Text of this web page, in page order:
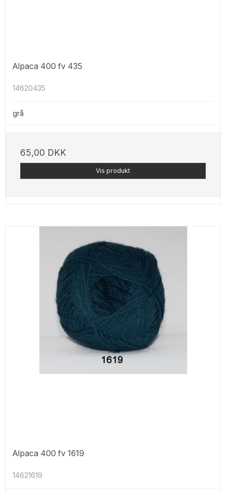
Alpaca 400 fv 435
14620435
grå
65,00 DKK
Vis produkt
Alpaca 400 fv 1619
14621619